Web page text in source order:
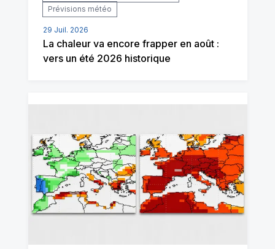
Prévisions météo
29 Juil. 2026
La chaleur va encore frapper en août :
vers un été 2026 historique